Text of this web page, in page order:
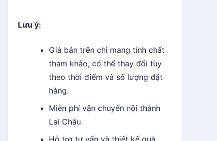
Lưu ý:
Giá bán trên chỉ mang tính chất
tham khảo, có thể thay đổi tùy
theo thời điểm và số lượng đặt
hàng.
Miễn phí vận chuyển nội thành
Lai Châu.